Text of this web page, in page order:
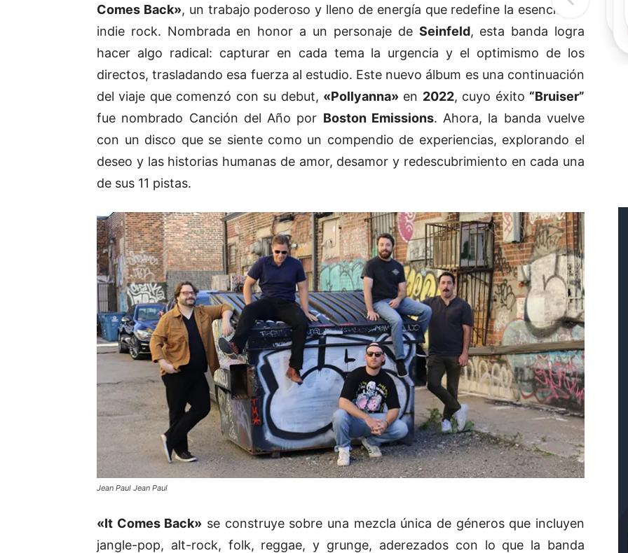
Comes Back», un trabajo poderoso y lleno de energía que redefine la esencia del
indie rock. Nombrada en honor a un personaje de Seinfeld, esta banda logra
hacer algo radical: capturar en cada tema la urgencia y el optimismo de los
directos, trasladando esa fuerza al estudio. Este nuevo álbum es una continuación
del viaje que comenzó con su debut, «Pollyanna»en 2022, cuyo éxito “Bruiser”
fue nombrado Canción del Año por Boston Emissions. Ahora, la banda vuelve
con un disco que se siente como un compendio de experiencias, explorando el
deseo y las historias humanas de amor, desamor y redescubrimiento en cada una
de sus 11 pistas.
Jean Paul Jean Paul
«It Comes Back» se construye sobre una mezcla única de géneros que incluyen
jangle-pop, alt-rock, folk, reggae, y grunge, aderezados con lo que la banda